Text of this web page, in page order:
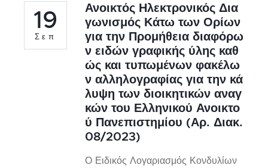
19
Σεπ
Ανοικτός Ηλεκτρονικός Δια
γωνισμός Κάτω των Ορίων
για την Προμήθεια διαφόρω
ν ειδών γραφικής ύλης καθ
ώς και τυπωμένων φακέλω
ν αλληλογραφίας για την κά
λυψη των διοικητικών αναγ
κών του Ελληνικού Ανοικτο
ύ Πανεπιστημίου (Αρ. Διακ.
08/2023)
Ο Ειδικός Λογαριασμός Κονδυλίων